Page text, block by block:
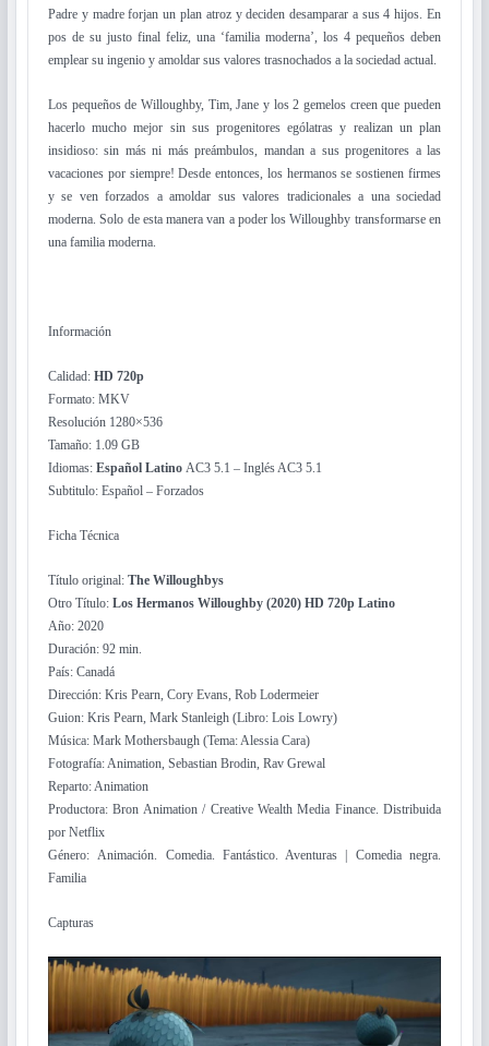
Padre y madre forjan un plan atroz y deciden desamparar a sus 4 hijos. En
pos de su justo final feliz, una ‘familia moderna’, los 4 pequeños deben
emplear su ingenio y amoldar sus valores trasnochados a la sociedad actual.
Los pequeños de Willoughby, Tim, Jane y los 2 gemelos creen que pueden
hacerlo mucho mejor sin sus progenitores ególatras y realizan un plan
insidioso: sin más ni más preámbulos, mandan a sus progenitores a las
vacaciones por siempre! Desde entonces, los hermanos se sostienen firmes
y se ven forzados a amoldar sus valores tradicionales a una sociedad
moderna. Solo de esta manera van a poder los Willoughby transformarse en
una familia moderna.
Información
Calidad: HD 720p
Formato: MKV
Resolución 1280×536
Tamaño: 1.09 GB
Idiomas: Español Latino AC3 5.1 – Inglés AC3 5.1
Subtitulo: Español – Forzados
Ficha Técnica
Título original: The Willoughbys
Otro Título: Los Hermanos Willoughby (2020) HD 720p Latino
Año: 2020
Duración: 92 min.
País: Canadá
Dirección: Kris Pearn, Cory Evans, Rob Lodermeier
Guion: Kris Pearn, Mark Stanleigh (Libro: Lois Lowry)
Música: Mark Mothersbaugh (Tema: Alessia Cara)
Fotografía: Animation, Sebastian Brodin, Rav Grewal
Reparto: Animation
Productora: Bron Animation / Creative Wealth Media Finance. Distribuida
por Netflix
Género: Animación. Comedia. Fantástico. Aventuras | Comedia negra.
Familia
Capturas